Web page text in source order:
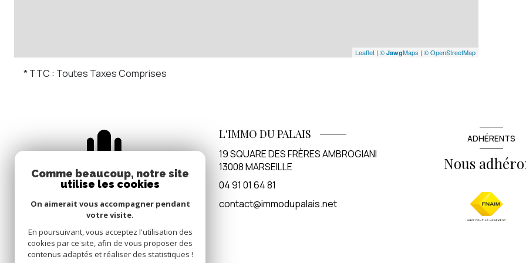
Leaflet| © JawgMaps | © OpenStreetMap
* TTC : Toutes Taxes Comprises
L'IMMO DU PALAIS
19 SQUARE DES FRÈRES AMBROGIANI
13008MARSEILLE
04 91 01 64 81
contact@immodupalais.net
ADHÉRENTS
Nous
Comme beaucoup, notre site
utilise les cookies
On aimerait vous accompagner pendant
votre visite.
En poursuivant, vous acceptez l'utilisation des
cookies par ce site, afin de vous proposer des
contenus adaptés et réaliser des statistiques !